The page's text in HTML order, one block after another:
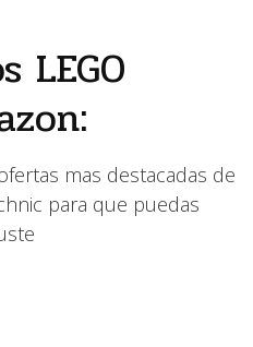
LEGO
mas destacadas de
para que puedas